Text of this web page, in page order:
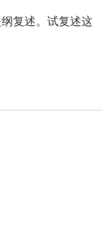
复述。试复述这